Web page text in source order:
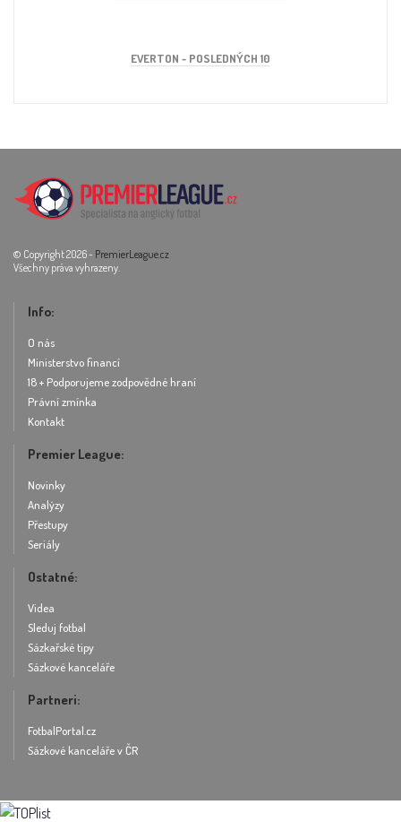
EVERTON - POSLEDNÝCH 10
© Copyright 2026 - PremierLeague.cz
Všechny práva vyhrazeny.
Info:
O nás
Ministerstvo financí
18 + Podporujeme zodpovědné hraní
Právní zmínka
Kontakt
Premier League:
Novinky
Analýzy
Přestupy
Seriály
Ostatné:
Videa
Sleduj fotbal
Sázkařské tipy
Sázkové kanceláře
Partneri:
FotbalPortal.cz
Sázkové kanceláře v ČR